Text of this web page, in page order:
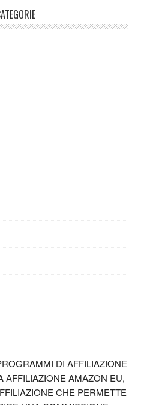
DI AFFILIAZIONE
AFFILIAZIONE AMAZON EU,
CHE PERMETTE